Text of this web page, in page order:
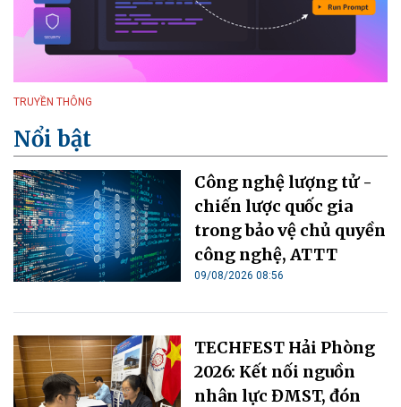
TRUYỀN THÔNG
Nổi bật
Công nghệ lượng tử -
chiến lược quốc gia
trong bảo vệ chủ quyền
công nghệ, ATTT
09/08/2026 08:56
TECHFEST Hải Phòng
2026: Kết nối nguồn
nhân lực ĐMST, đón